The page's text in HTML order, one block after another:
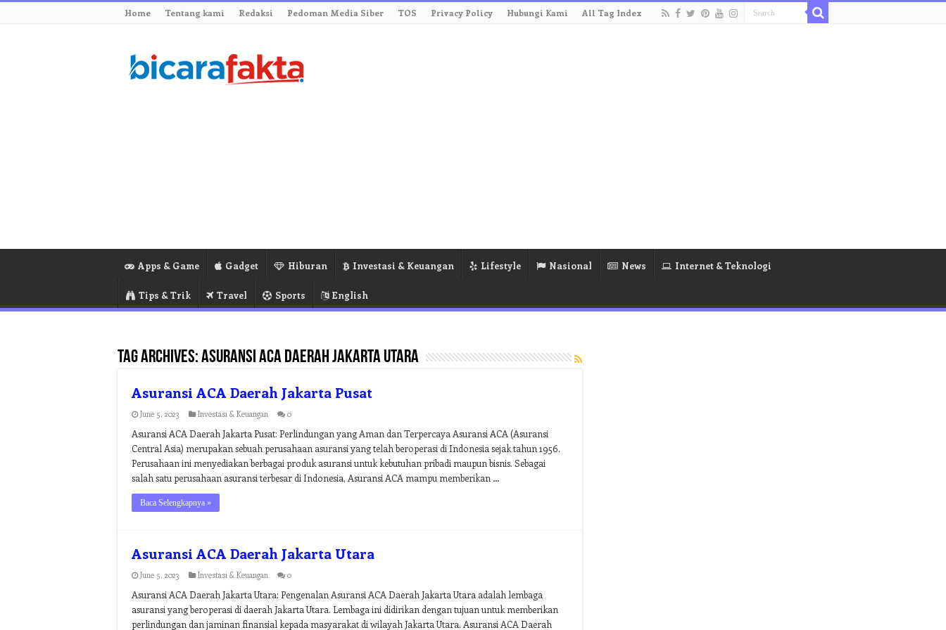
Home Tentang kami Redaksi Pedoman Media Siber TOS Privacy Policy Hubungi Kami All Tag Index
Apps & Game Gadget Hiburan Investasi & Keuangan Lifestyle Nasional News Internet & Teknologi
Tips & Trik Travel Sports English
Tag Archives:asuransi aca daerah jakarta utara
Asuransi ACA Daerah Jakarta Pusat
June 5, 2023 Investasi & Keuangan 0
Asuransi ACA Daerah Jakarta Pusat: Perlindungan yang Aman dan Terpercaya Asuransi ACA (Asuransi
Central Asia) merupakan sebuah perusahaan asuransi yang telah beroperasi di Indonesia sejak tahun 1956.
Perusahaan ini menyediakan berbagai produk asuransi untuk kebutuhan pribadi maupun bisnis. Sebagai
salah satu perusahaan asuransi terbesar di Indonesia, Asuransi ACA mampu memberikan …
Baca Selengkapnya »
Asuransi ACA Daerah Jakarta Utara
June 5, 2023 Investasi & Keuangan 0
Asuransi ACA Daerah Jakarta Utara: Pengenalan Asuransi ACA Daerah Jakarta Utara adalah lembaga
asuransi yang beroperasi di daerah Jakarta Utara. Lembaga ini didirikan dengan tujuan untuk memberikan
perlindungan dan jaminan finansial kepada masyarakat di wilayah Jakarta Utara. Asuransi ACA Daerah